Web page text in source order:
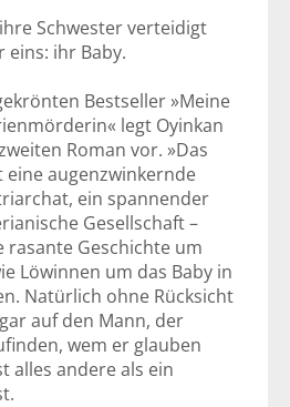
Schwester verteidigt
eins: ihr Baby.
Bestseller »Meine
legt Oyinkan
Roman vor. »Das
eine augenzwinkernde
ein spannender
Gesellschaft –
rasante Geschichte um
Löwinnen um das Baby in
Natürlich ohne Rücksicht
auf den Mann, der
wem er glauben
alles andere als ein